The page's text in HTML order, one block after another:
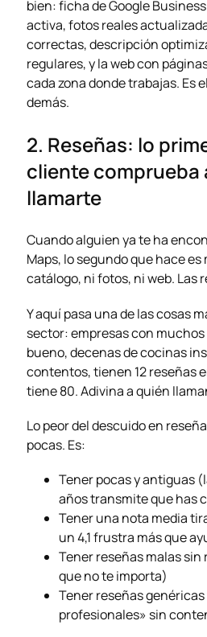
bien: ficha de Google
activa, fotos reales
correctas, descripción
regulares, y la web con
cada zona donde trabajas. Es
demás.
2. Reseñas: lo
cliente comprueba
llamarte
Cuando alguien ya te ha
Maps, lo segundo que hace es
catálogo, ni fotos, ni web. Las
Y aquí pasa una de las cosas
sector: empresas con
bueno, decenas de cocinas
contentos, tienen 12 reseñas
tiene 80. Adivina a quién
Lo peor del descuido en
pocas. Es:
Tener pocas y antiguas
años transmite que has
Tener una nota media
un 4,1 frustra más que
Tener reseñas malas
que no te importa)
Tener reseñas
profesionales» sin